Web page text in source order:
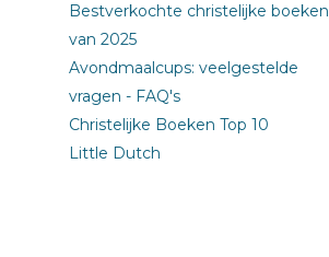
Bestverkochte christelijke boeken
van 2025
Avondmaalcups: veelgestelde
vragen - FAQ's
Christelijke Boeken Top 10
Little Dutch